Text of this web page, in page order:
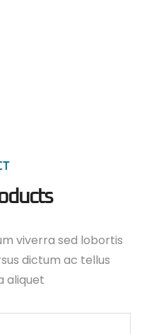
viverra sed lobortis
dictum ac tellus
aliquet